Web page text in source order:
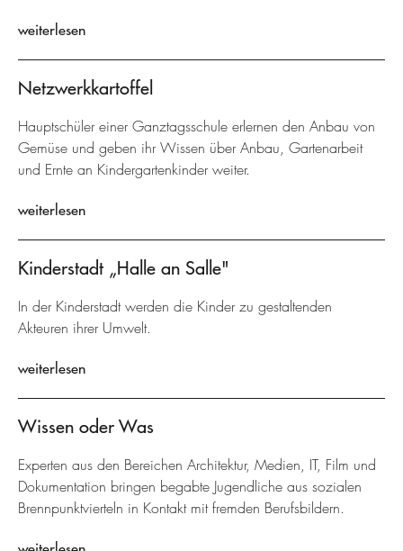
weiterlesen
Netzwerkkartoffel
Hauptschüler einer Ganztagsschule erlernen den Anbau von
Gemüse und geben ihr Wissen über Anbau, Gartenarbeit
und Ernte an Kindergartenkinder weiter.
weiterlesen
Kinderstadt „Halle an Salle"
In der Kinderstadt werden die Kinder zu gestaltenden
Akteuren ihrer Umwelt.
weiterlesen
Wissen oder Was
Experten aus den Bereichen Architektur, Medien, IT, Film und
Dokumentation bringen begabte Jugendliche aus sozialen
Brennpunktvierteln in Kontakt mit fremden Berufsbildern.